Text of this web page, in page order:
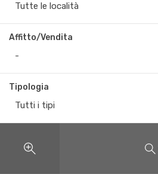
Tutte le località
Affitto/Vendita
-
Tipologia
Tutti i tipi